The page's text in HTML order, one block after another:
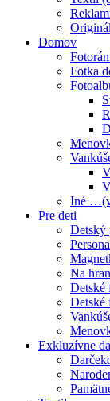
Domov
Fotka
Iné
Pre deti
Detský
Na
Detské
Detské
Exkluzívne